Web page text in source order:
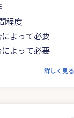
程度
よって必要
よって必要
詳しく見る